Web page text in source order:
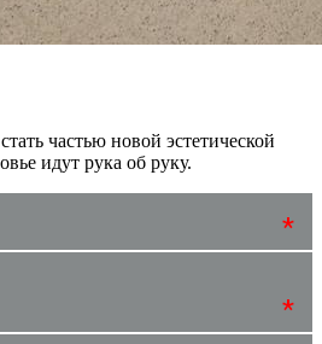
частью новой эстетической
идут рука об руку.